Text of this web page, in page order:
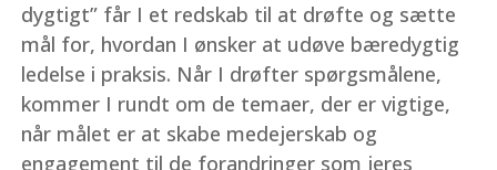
dygtigt” får I et redskab til at drøfte og sætte
mål for, hvordan I ønsker at udøve bæredygtig
ledelse i praksis. Når I drøfter spørgsmålene,
kommer I rundt om de temaer, der er vigtige,
når målet er at skabe medejerskab og
engagement til de forandringer som jeres